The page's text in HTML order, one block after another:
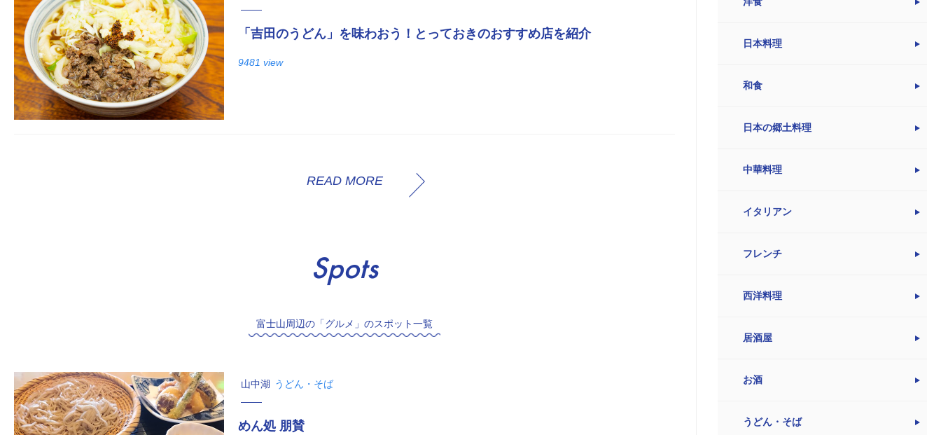
「吉田のうどん」を味わおう！とっておきのおすすめ店を紹介
9481 view
READ MORE
Spots
富士山周辺の「グルメ」のスポット一覧
山中湖 うどん・そば
めん処 朋賛
日本料理
和食
日本の郷土料理
中華料理
イタリアン
フレンチ
西洋料理
居酒屋
お酒
うどん・そば